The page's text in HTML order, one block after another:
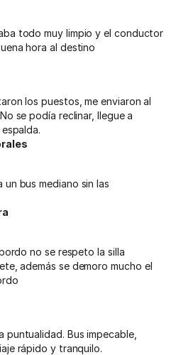
todo muy limpio y el conductor
hora al destino
los puestos, me enviaron al
se podía reclinar, llegue a
un bus mediano sin las
no se respeto la silla
además se demoro mucho el
Bus impecable,
rápido y tranquilo.